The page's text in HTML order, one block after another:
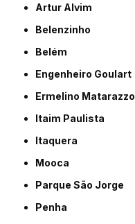
Artur Alvim
Belenzinho
Belém
Engenheiro Goulart
Ermelino Matarazzo
Itaim Paulista
Itaquera
Mooca
Parque São Jorge
Penha